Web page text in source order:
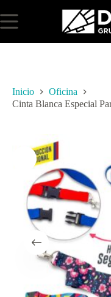
Inicio
Oficina
Cinta Blanca Especial